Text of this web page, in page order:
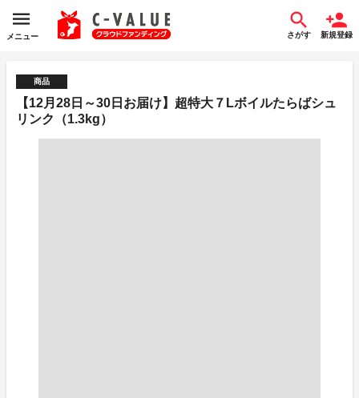
メニュー さがす 新規登録
商品
【12月28日～30日お届け】超特大７Lボイルたらばシュ
リンク（1.3kg）